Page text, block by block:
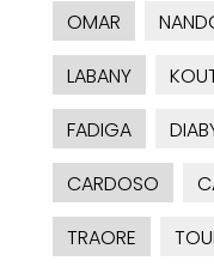
OMAR
LABANY
FADIGA
CARDOSO
TRAORE